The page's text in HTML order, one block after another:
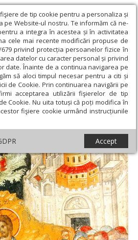
de tip cookie pentru a personaliza și
Website-ul nostru. Te informăm că ne-
a integra în acestea și în activitatea
cele mai recente modificări propuse de
679 privind protecția persoanelor fizice în
datelor cu caracter personal și privind
date. Înainte de a continua navigarea pe
să aloci timpul necesar pentru a citi și
de Cookie. Prin continuarea navigării pe
acceptarea utilizării fişierelor de tip
Cookie. Nu uita totuși că poți modifica în
fişiere cookie urmând instrucțiunile
Accept
și spiritualitate ›
Evanghelia de
Domnul în Ierusalimul ceresc
în Ierusalimul ceresc